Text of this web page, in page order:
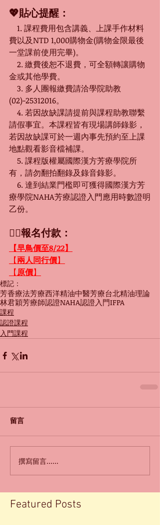
💖貼心提醒：
1. 課程費用包含講義、上課手作材料
費以及NTD 1,000購物金(購物金限最後
一堂課前使用完畢)。
2. 繳費後恕不退費，可全額轉讓購物
金或其他學費。
3. 多人團報繳費請洽學院助教
(02)-25312016。
4. 若因故缺課請提前與課程助教聯繫
請假事宜。本課程皆有現場講師錄影，
若因故缺課可於一週內事先預約至上課
地點觀看影音檔補課。
5. 課程版權屬國際漢方芳療學院所
有，請勿翻拍翻錄及錄音錄影。
6. 達到結業門檻即可獲得國際漢方芳
療學院NAHA芳療認證入門應用時數證明
乙份。
👇🏻報名付款：
【早鳥價至8/22】
【兩人同行價】
【原價】
標記：
芳香療法芳療西洋精油中醫芳療台北精油理論
林君穎芳療師認證NAHA認證入門IFPA
課程
認證課程
入門課程
留言
撰寫留言......
Featured Posts